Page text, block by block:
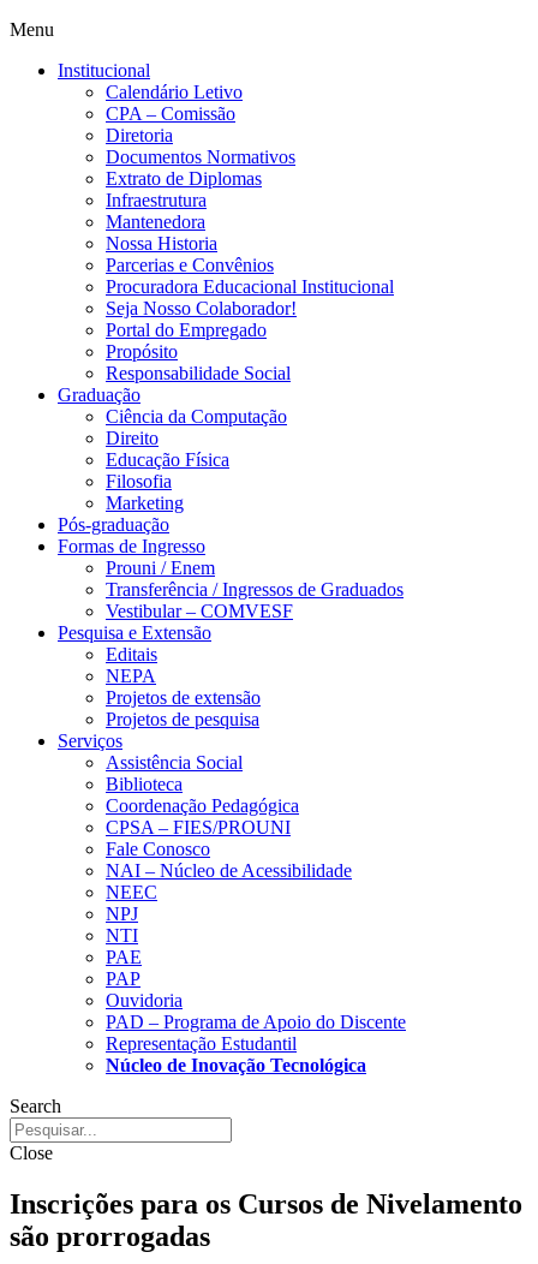
Menu
Institucional
Calendário Letivo
CPA – Comissão
Diretoria
Documentos Normativos
Extrato de Diplomas
Infraestrutura
Mantenedora
Nossa Historia
Parcerias e Convênios
Procuradora Educacional Institucional
Seja Nosso Colaborador!
Portal do Empregado
Propósito
Responsabilidade Social
Graduação
Ciência da Computação
Direito
Educação Física
Filosofia
Marketing
Pós-graduação
Formas de Ingresso
Prouni / Enem
Transferência / Ingressos de Graduados
Vestibular – COMVESF
Pesquisa e Extensão
Editais
NEPA
Projetos de extensão
Projetos de pesquisa
Serviços
Assistência Social
Biblioteca
Coordenação Pedagógica
CPSA – FIES/PROUNI
Fale Conosco
NAI – Núcleo de Acessibilidade
NEEC
NPJ
NTI
PAE
PAP
Ouvidoria
PAD – Programa de Apoio do Discente
Representação Estudantil
Núcleo de Inovação Tecnológica
Search
Close
Inscrições para os Cursos de Nivelamento
são prorrogadas